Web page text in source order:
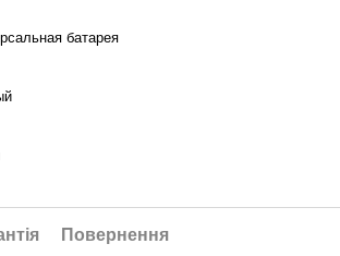
батарея
Повернення